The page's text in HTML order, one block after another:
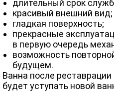
длительный срок
красивый внешний вид;
гладкая поверхность;
прекрасные
в первую очередь
возможность
будущем.
Ванна после
будет уступать новой